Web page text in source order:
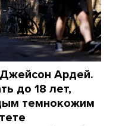
Ардей.
до 18 лет,
темнокожим